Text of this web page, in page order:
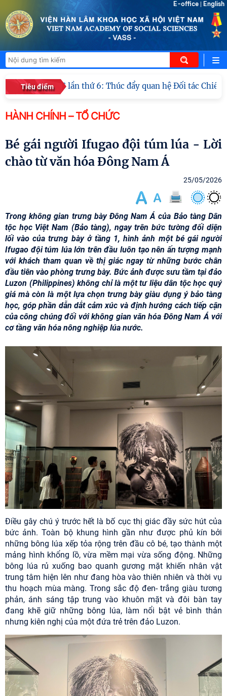
E-office English
Tiêu điểm
ICWA – VASS lần thứ 6: Thúc đẩy quan hệ Đối tác Chiến
HÀNH CHÍNH – TỔ CHỨC
Bé gái người Ifugao đội túm lúa - Lời
chào từ văn hóa Đông Nam Á
25/05/2026
Trong không gian trưng bày Đông Nam Á của Bảo tàng Dân
tộc học Việt Nam (Bảo tàng), ngay trên bức tường đối diện
lối vào của trưng bày ở tầng 1, hình ảnh một bé gái người
Ifugao đội túm lúa lớn trên đầu luôn tạo nên ấn tượng mạnh
với khách tham quan về thị giác ngay từ những bước chân
đầu tiên vào phòng trưng bày. Bức ảnh được sưu tầm tại đảo
Luzon (Philippines) không chỉ là một tư liệu dân tộc học quý
giá mà còn là một lựa chọn trưng bày giàu dụng ý bảo tàng
học, góp phần dẫn dắt cảm xúc và định hướng cách tiếp cận
của công chúng đối với không gian văn hóa Đông Nam Á với
cơ tầng văn hóa nông nghiệp lúa nước.
Điều gây chú ý trước hết là bố cục thị giác đầy sức hút của
bức ảnh. Toàn bộ khung hình gần như được phủ kín bởi
những bông lúa xếp tỏa rộng trên đầu cô bé, tạo thành một
mảng hình khổng lồ, vừa mềm mại vừa sống động. Những
bông lúa rủ xuống bao quanh gương mặt khiến nhân vật
trung tâm hiện lên như đang hòa vào thiên nhiên và thời vụ
thu hoạch mùa màng. Trong sắc độ đen- trắng giàu tương
phản, ánh sáng tập trung vào khuôn mặt và đôi bàn tay
đang khẽ giữ những bông lúa, làm nổi bật vẻ bình thản
nhưng kiên nghị của một đứa trẻ trên đảo Luzon.